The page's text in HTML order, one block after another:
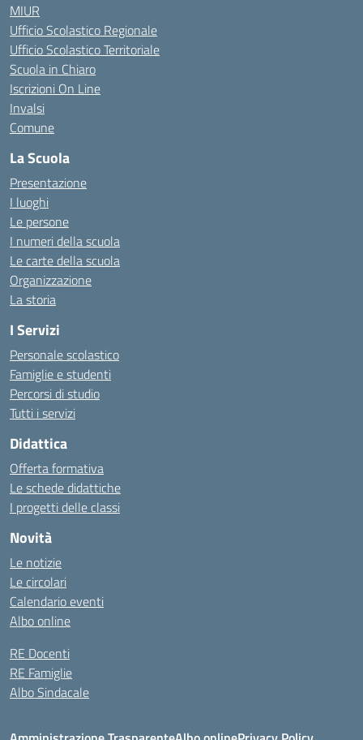
MIUR
Ufficio Scolastico Regionale
Ufficio Scolastico Territoriale
Scuola in Chiaro
Iscrizioni On Line
Invalsi
Comune
La Scuola
Presentazione
I luoghi
Le persone
I numeri della scuola
Le carte della scuola
Organizzazione
La storia
I Servizi
Personale scolastico
Famiglie e studenti
Percorsi di studio
Tutti i servizi
Didattica
Offerta formativa
Le schede didattiche
I progetti delle classi
Novità
Le notizie
Le circolari
Calendario eventi
Albo online
RE Docenti
RE Famiglie
Albo Sindacale